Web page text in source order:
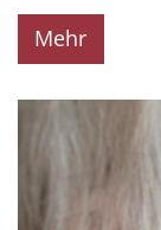
Mehr